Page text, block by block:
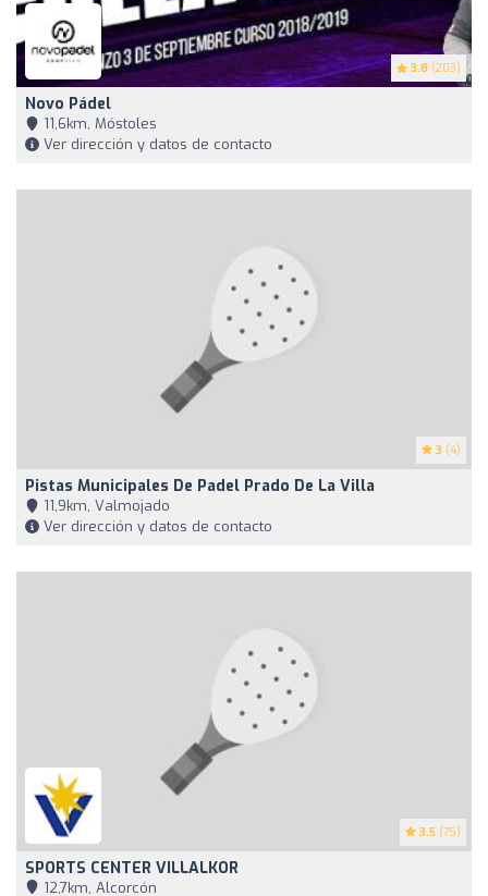
3.8 (203)
Novo Pádel
11,6km, Móstoles
Ver dirección y datos de contacto
3 (4)
Pistas Municipales De Padel Prado De La Villa
11,9km, Valmojado
Ver dirección y datos de contacto
3.5 (75)
SPORTS CENTER VILLALKOR
12,7km, Alcorcón